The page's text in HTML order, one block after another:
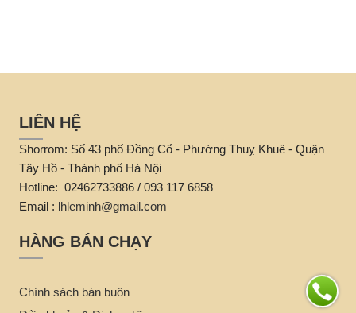
LIÊN HỆ
Shorrom: Số 43 phố Đồng Cổ - Phường Thuỵ Khuê - Quận
Tây Hồ - Thành phố Hà Nội
Hotline: 02462733886 / 093 117 6858
Email : lhleminh@gmail.com
HÀNG BÁN CHẠY
Chính sách bán buôn